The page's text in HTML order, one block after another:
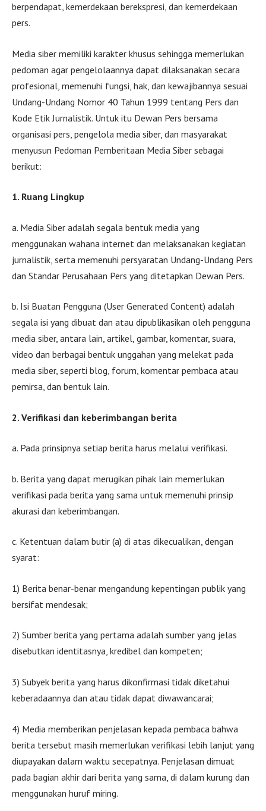
berpendapat, kemerdekaan berekspresi, dan kemerdekaan
pers.
Media siber memiliki karakter khusus sehingga memerlukan
pedoman agar pengelolaannya dapat dilaksanakan secara
profesional, memenuhi fungsi, hak, dan kewajibannya sesuai
Undang-Undang Nomor 40 Tahun 1999 tentang Pers dan
Kode Etik Jurnalistik. Untuk itu Dewan Pers bersama
organisasi pers, pengelola media siber, dan masyarakat
menyusun Pedoman Pemberitaan Media Siber sebagai
berikut:
1. Ruang Lingkup
a. Media Siber adalah segala bentuk media yang
menggunakan wahana internet dan melaksanakan kegiatan
jurnalistik, serta memenuhi persyaratan Undang-Undang Pers
dan Standar Perusahaan Pers yang ditetapkan Dewan Pers.
b. Isi Buatan Pengguna (User Generated Content) adalah
segala isi yang dibuat dan atau dipublikasikan oleh pengguna
media siber, antara lain, artikel, gambar, komentar, suara,
video dan berbagai bentuk unggahan yang melekat pada
media siber, seperti blog, forum, komentar pembaca atau
pemirsa, dan bentuk lain.
2. Verifikasi dan keberimbangan berita
a. Pada prinsipnya setiap berita harus melalui verifikasi.
b. Berita yang dapat merugikan pihak lain memerlukan
verifikasi pada berita yang sama untuk memenuhi prinsip
akurasi dan keberimbangan.
c. Ketentuan dalam butir (a) di atas dikecualikan, dengan
syarat:
1) Berita benar-benar mengandung kepentingan publik yang
bersifat mendesak;
2) Sumber berita yang pertama adalah sumber yang jelas
disebutkan identitasnya, kredibel dan kompeten;
3) Subyek berita yang harus dikonfirmasi tidak diketahui
keberadaannya dan atau tidak dapat diwawancarai;
4) Media memberikan penjelasan kepada pembaca bahwa
berita tersebut masih memerlukan verifikasi lebih lanjut yang
diupayakan dalam waktu secepatnya. Penjelasan dimuat
pada bagian akhir dari berita yang sama, di dalam kurung dan
menggunakan huruf miring.